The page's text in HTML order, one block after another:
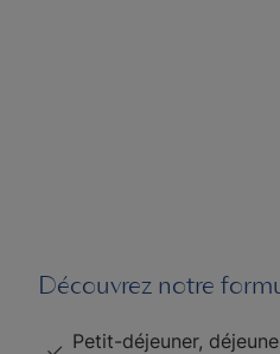
Découvrez notre
Petit-déjeuner,